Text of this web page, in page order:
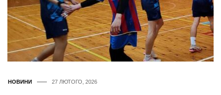
НОВИНИ 27 ЛЮТОГО, 2026